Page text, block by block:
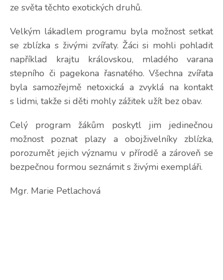
ze světa těchto exotických druhů.
Velkým lákadlem programu byla možnost setkat
se zblízka s živými zvířaty. Žáci si mohli pohladit
například krajtu královskou, mladého varana
stepního či pagekona řasnatého. Všechna zvířata
byla samozřejmě netoxická a zvyklá na kontakt
s lidmi, takže si děti mohly zážitek užít bez obav.
Celý program žákům poskytl jim jedinečnou
možnost poznat plazy a obojživelníky zblízka,
porozumět jejich významu v přírodě a zároveň se
bezpečnou formou seznámit s živými exempláři.
Mgr. Marie Petlachová